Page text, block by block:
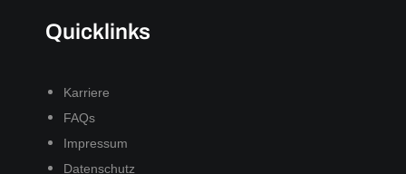
Quicklinks
Karriere
FAQs
Impressum
Datenschutz